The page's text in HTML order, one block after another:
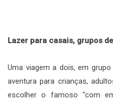
Lazer para casais, grupos
Uma viagem a dois, em
aventura para crianças,
escolher o famoso “com